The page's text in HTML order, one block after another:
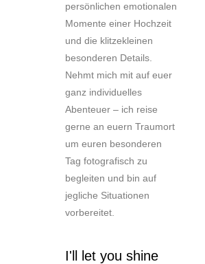
persönlichen emotionalen
Momente einer Hochzeit
und die klitzekleinen
besonderen Details.
Nehmt mich mit auf euer
ganz individuelles
Abenteuer – ich reise
gerne an euern Traumort
um euren besonderen
Tag fotografisch zu
begleiten und bin auf
jegliche Situationen
vorbereitet.
I'll let you shine